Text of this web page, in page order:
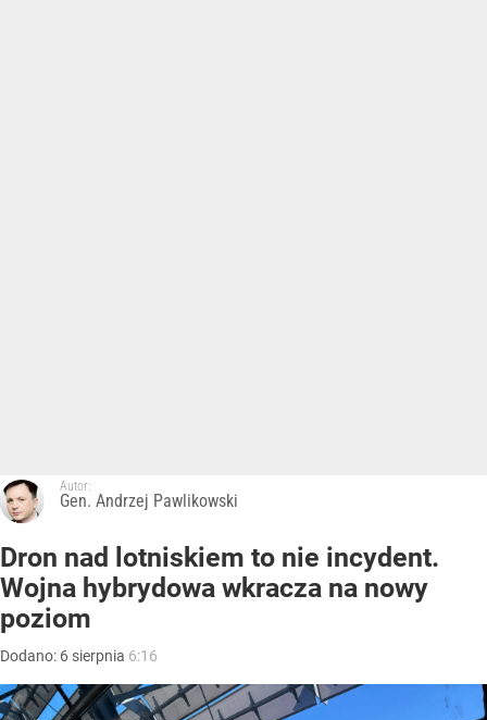
Autor:
Gen. Andrzej Pawlikowski
Dron nad lotniskiem to nie incydent.
Wojna hybrydowa wkracza na nowy
poziom
Dodano: 6 sierpnia 6:16